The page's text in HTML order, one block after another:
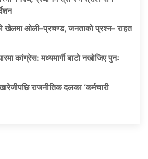
खेलमा ओली–प्रचण्ड, जनताको प्रश्न– राहत
कांग्रेस: मध्यमार्गी बाटो नखोजिए पुनः
राजनीतिक दलका ‘कर्मचारी